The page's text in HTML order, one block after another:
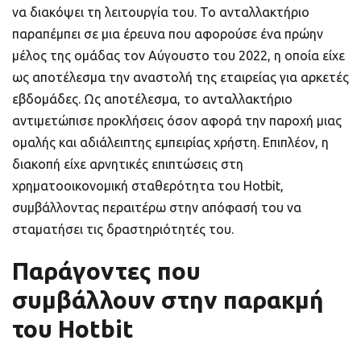
να διακόψει τη λειτουργία του. Το ανταλλακτήριο
παραπέμπει σε μια έρευνα που αφορούσε ένα πρώην
μέλος της ομάδας τον Αύγουστο του 2022, η οποία είχε
ως αποτέλεσμα την αναστολή της εταιρείας για αρκετές
εβδομάδες. Ως αποτέλεσμα, το ανταλλακτήριο
αντιμετώπισε προκλήσεις όσον αφορά την παροχή μιας
ομαλής και αδιάλειπτης εμπειρίας χρήστη. Επιπλέον, η
διακοπή είχε αρνητικές επιπτώσεις στη
χρηματοοικονομική σταθερότητα του Hotbit,
συμβάλλοντας περαιτέρω στην απόφασή του να
σταματήσει τις δραστηριότητές του.
Παράγοντες που
συμβάλλουν στην παρακμή
του Hotbit